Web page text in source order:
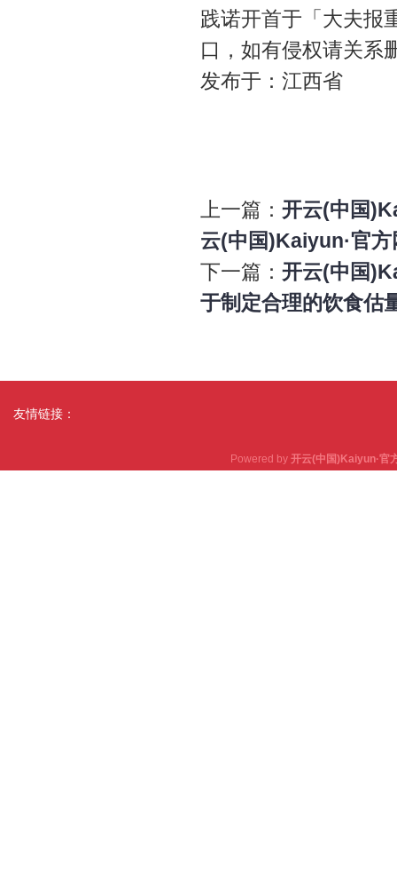
践诺开首于「大夫报
口，如有侵权请关系
发布于：江西省
上一篇： 开云(中国
云(中国)Kaiyun·官
下一篇： 开云(中国
于制定合理的饮食估
友情链接：
Powered by 开云(中国)Kaiyun·官